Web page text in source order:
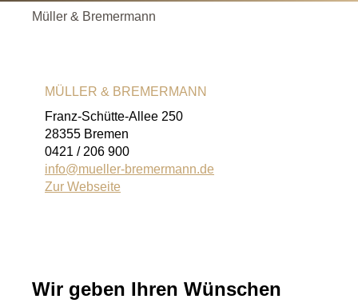
Müller & Bremermann
MÜLLER & BREMERMANN
Franz-Schütte-Allee 250
28355 Bremen
0421 / 206 900
info@mueller-bremermann.de
Zur Webseite
Wir geben Ihren Wünschen